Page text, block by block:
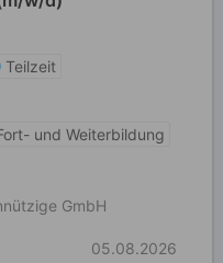
Teilzeit
und Weiterbildung
GmbH
05.08.2026